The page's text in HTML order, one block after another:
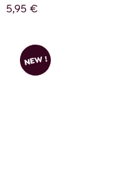
5,95 €
NEW !